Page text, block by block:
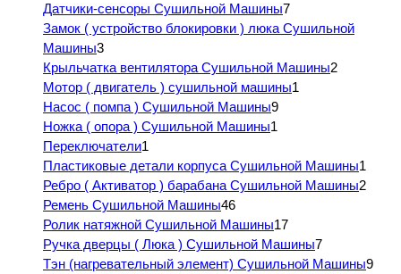
Датчики-сенсоры Сушильной Машины7
Замок ( устройство блокировки ) люка Сушильной
Машины3
Крыльчатка вентилятора Сушильной Машины2
Мотор ( двигатель ) сушильной машины1
Насос ( помпа ) Сушильной Машины9
Ножка ( опора ) Сушильной Машины1
Переключатели1
Пластиковые детали корпуса Сушильной Машины1
Ребро ( Активатор ) барабана Сушильной Машины2
Ремень Сушильной Машины46
Ролик натяжной Сушильной Машины17
Ручка дверцы ( Люка ) Сушильной Машины7
Тэн (нагревательный элемент) Сушильной Машины9